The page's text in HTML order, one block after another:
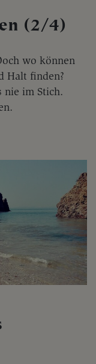
(2/4)
wo können
Halt finden?
nie im Stich.